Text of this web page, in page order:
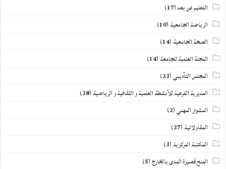
التعليم عن بعد(17)
الرياضة الجامعية (10)
الصحة الجامعية (14)
المجلة العلمية للجامعة (14)
المجلس التأديبي(23)
المديرية الفرعية للأنشطة العلمية و الثقافية و الرياضية (28)
المشوار المهني(2)
المقاولاتية (27)
المكتبة المركزية (3)
المنح قصيرة المدى بالخارج(5)